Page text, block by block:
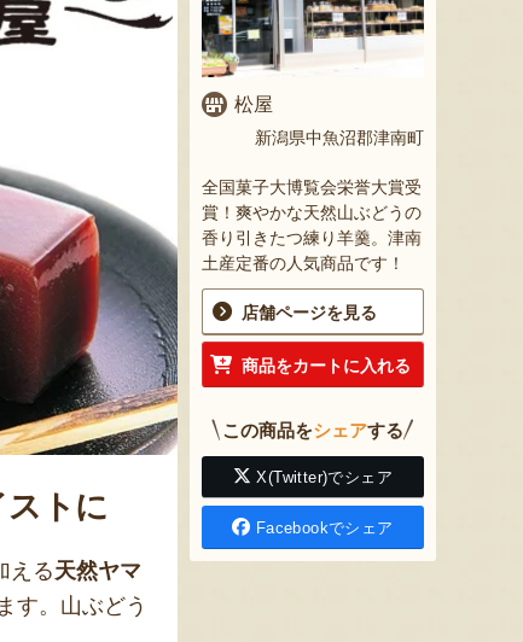
ストに
える天然ヤマ
す。山ぶどう
松屋
新潟県中魚沼郡津南町
全国菓子大博覧会栄誉大賞受
賞！爽やかな天然山ぶどうの
香り引きたつ練り羊羹。津南
土産定番の人気商品です！
店舗ページを見る
商品をカートに入れる
この商品をシェアする
X(Twitter)でシェア
Facebookでシェア